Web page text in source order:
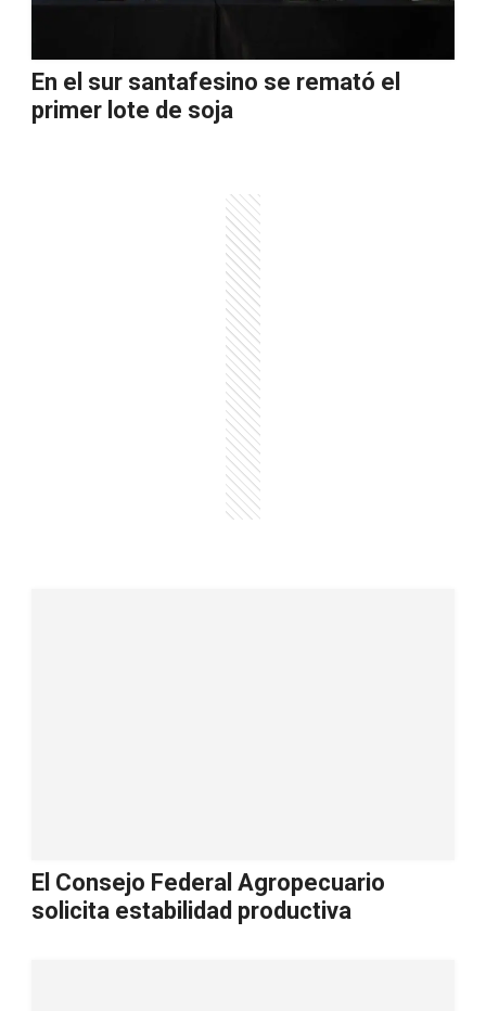
En el sur santafesino se remató el
primer lote de soja
El Consejo Federal Agropecuario
solicita estabilidad productiva